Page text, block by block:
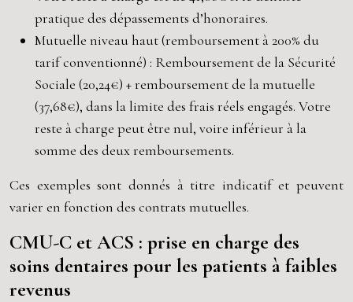
pratique des dépassements d’honoraires.
Mutuelle niveau haut (remboursement à 200% du
tarif conventionné) : Remboursement de la Sécurité
Sociale (20,24€) + remboursement de la mutuelle
(37,68€), dans la limite des frais réels engagés. Votre
reste à charge peut être nul, voire inférieur à la
somme des deux remboursements.
Ces exemples sont donnés à titre indicatif et peuvent
varier en fonction des contrats mutuelles.
CMU-C et ACS : prise en charge des
soins dentaires pour les patients à faibles
revenus